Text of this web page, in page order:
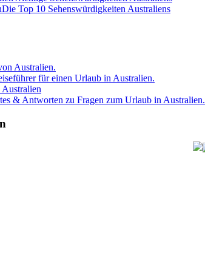
Die Top 10 Sehenswürdigkeiten Australiens
Australien.
für einen Urlaub in Australien.
Australien
& Antworten zu Fragen zum Urlaub in Australien.